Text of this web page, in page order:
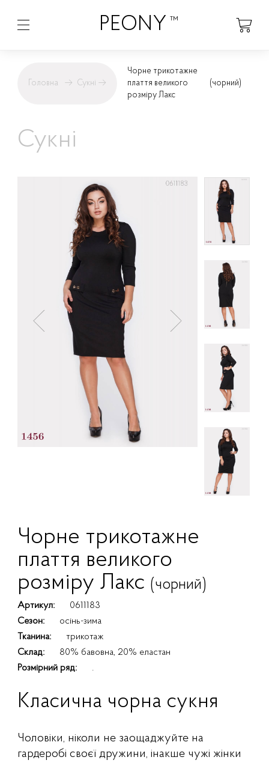
PEONY ™
Головна → Сукні →
Чорне трикотажне
плаття великого
розміру Лакс
(чорний)
Сукні
Чорне трикотажне
плаття великого
розміру Лакс (чорний)
Артикул:
0611183
Сезон:
осінь-зима
Тканина:
трикотаж
Склад:
80% бавовна, 20% еластан
Розмірний ряд:
.
Класична чорна сукня
Чоловіки, ніколи не заощаджуйте на
гардеробі своєї дружини, інакше чужі жінки